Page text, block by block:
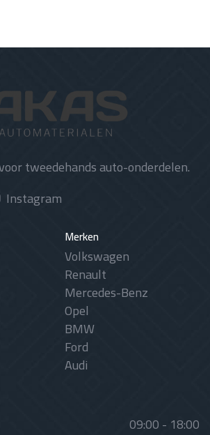
tweedehands auto-onderdelen.
Instagram
Merken
Volkswagen
Renault
Mercedes-Benz
Opel
BMW
Ford
Audi
09:00 - 18:00